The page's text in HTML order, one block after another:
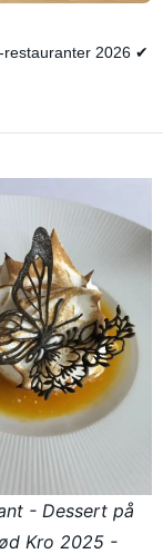
restauranter 2026 ✔
- Dessert på
Kro 2025 -